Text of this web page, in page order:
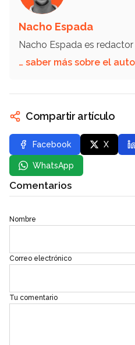
Nacho Espada
Nacho Espada es redactor
… saber más sobre el
Compartir artículo
Facebook X
WhatsApp
Comentarios
Nombre
Correo electrónico
Tu comentario